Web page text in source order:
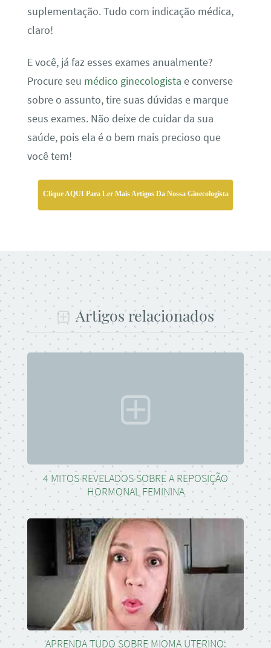
suplementação. Tudo com indicação médica,
claro!
E você, já faz esses exames anualmente?
Procure seu médico ginecologista e converse
sobre o assunto, tire suas dúvidas e marque
seus exames. Não deixe de cuidar da sua
saúde, pois ela é o bem mais precioso que
você tem!
Clique AQUI Para Ler Mais Artigos Da Nossa Ginecologista
Artigos relacionados
4 MITOS REVELADOS SOBRE A REPOSIÇÃO
HORMONAL FEMININA
APRENDA TUDO SOBRE MIOMA UTERINO: